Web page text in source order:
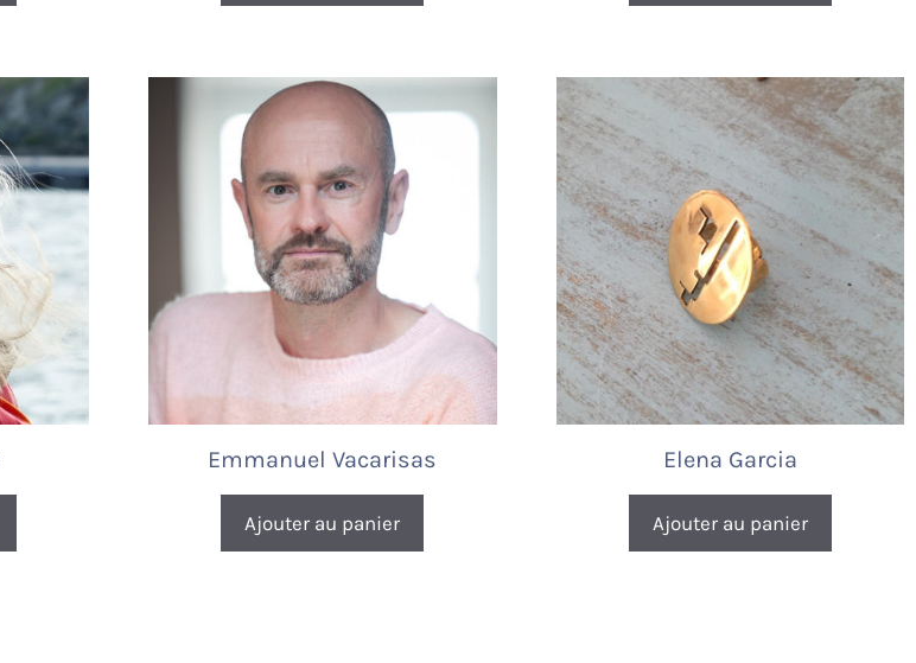
Emmanuel Vacarisas
Ajouter au panier
Elena Garcia
Ajouter au panier